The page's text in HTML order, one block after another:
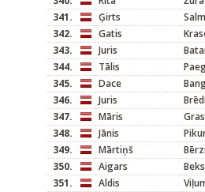
341.
Ģirts
342.
Gatis
343.
Juris
344.
Tālis
345.
Dace
346.
Juris
347.
Māris
348.
Jānis
349.
Mārtiņš
350.
Aigars Beks
351.
Aldis